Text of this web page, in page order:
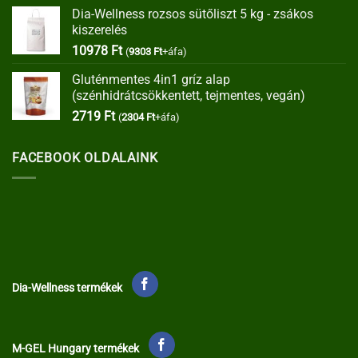
was:
is:
Dia-Wellness rozsos sütőliszt 5 kg - zsákos
kiszerelés
10978 Ft (9303 Ft+áfa)
Gluténmentes 4in1 gríz alap
(szénhidrátcsökkentett, tejmentes, vegán)
2719 Ft (2304 Ft+áfa)
FACEBOOK OLDALAINK
Dia-Wellness termékek
M-GEL Hungary termékek